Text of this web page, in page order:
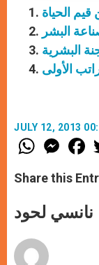
قيم الحياة
البشر
البشرية
الأولى
JULY 12, 2013
W
h
t
s
p
p
M
e
s
e
e
F
a
e
b
o
k
Share this
نانسي لحود